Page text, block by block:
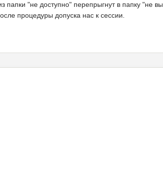
папки "не доступно" перепрыгнут в папку
процедуры допуска нас к сессии.